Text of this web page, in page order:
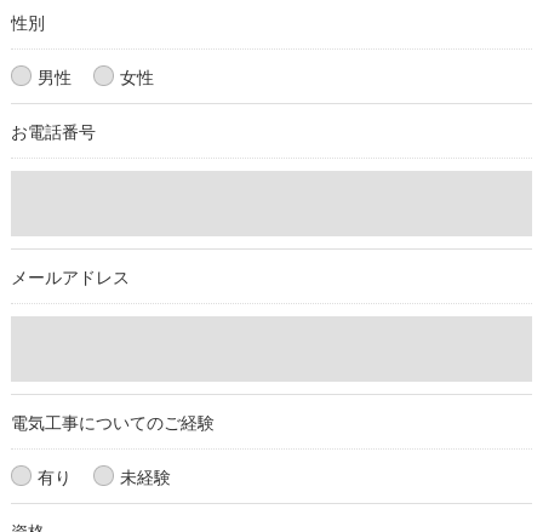
理対策を実施します。
＜個人情報を与えなかった場合に生じる結果＞
必要な情報を頂けない場合は、それに対応した当社のサービス
をご提供できない場合がございますので予めご了承ください。
続を定めさせて頂いております。
ご本人である事を確認のうえ、対応させて頂きます。
個人情報の開示･訂正･削除・利用停止の具体的手続きにつきま
性別
男性 女性
お電話番号
メールアドレス
電気工事についてのご経験
有り 未経験